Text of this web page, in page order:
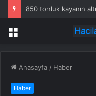
850 tonluk kayanın
Menü
Anasayfa / Haber
Haber